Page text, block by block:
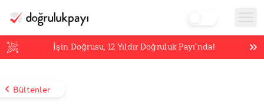
İşin Doğrusu,12 Yıldır Doğruluk Payı’nda!
Bültenler